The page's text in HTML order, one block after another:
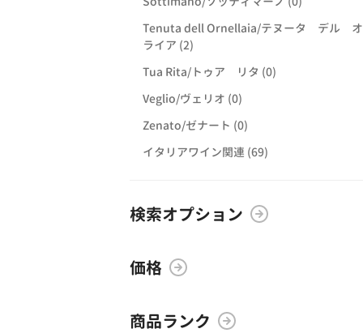
Tenuta dell Ornellaia/テヌータ デル オ
ライア (2)
Tua Rita/トゥア リタ (0)
Veglio/ヴェリオ (0)
Zenato/ゼナート (0)
イタリアワイン関連 (69)
検索オプション
価格
商品ランク